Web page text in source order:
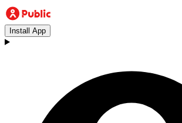
Install App